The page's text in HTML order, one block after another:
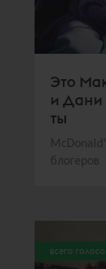
Это
и Дани
ты
блогеров
всего